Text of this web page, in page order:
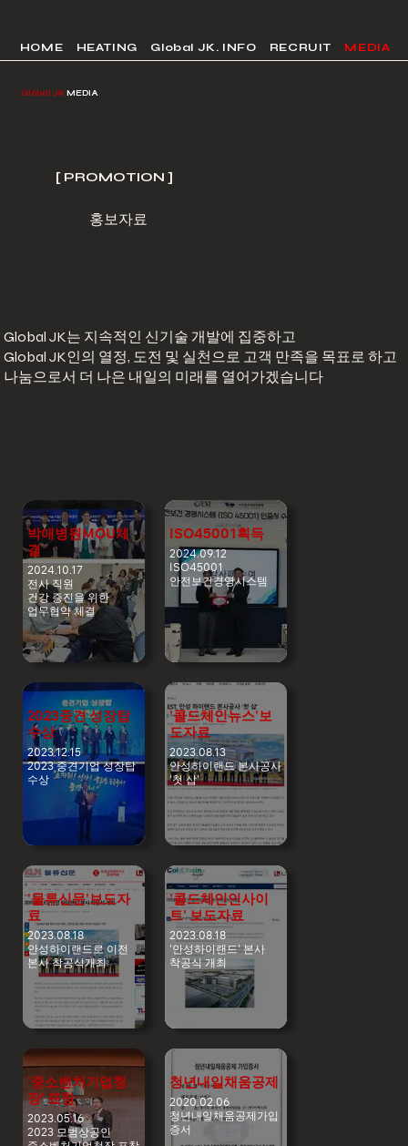
HOME HEATING Global JK. INFO RECRUIT MEDIA
Global JK MEDIA
박애병원MOU체
결
2024.10.17
전사 직원
건강 증진을 위한
업무협약 체결
ISO45001획득
2024.09.12
ISO45001
안전보건경영시스템
2023중견 성장탑
수상
2023.12.15
2023 중견기업 성장탑
수상
'콜드체인뉴스'보
도자료
2023.08.13
안성하이랜드 본사공사
'첫 삽'
'물류신문'보도자
료
2023.08.18
안성하이랜드로 이전
본사 착공식개최
'콜드체인인사이
트' 보도자료
2023.08.18
'안성하이랜드' 본사
착공식 개최
'중소벤처기업청
장' 표창
2023.05.16
2023 모범상공인
청년내일채움공제
2020.02.06
청년내일채움공제가입
증서
Global JK는 지속적인 신기술 개발에 집중하고
Global JK인의 열정, 도전 및 실천으로 고객 만족을 목표로 하고
나눔으로서 더 나은 내일의 미래 를 열어가겠습니다
[ PROMOTION ]
​홍보자료